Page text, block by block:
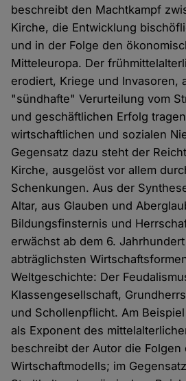
beschreibt den Machtkampf
Kirche, die Entwicklung
und in der Folge den
Mitteleuropa. Der
erodiert, Kriege und Invasoren,
"sündhafte" Verurteilung vom
und geschäftlichen Erfolg
wirtschaftlichen und sozialen
Gegensatz dazu steht der
Kirche, ausgelöst vor allem
Schenkungen. Aus der
Altar, aus Glauben und
Bildungsfinsternis und
erwächst ab dem 6.
abträglichsten
Weltgeschichte: Der
Klassengesellschaft,
und Schollenpflicht. Am
als Exponent des
beschreibt der Autor die Folgen
Wirtschaftmodells; im